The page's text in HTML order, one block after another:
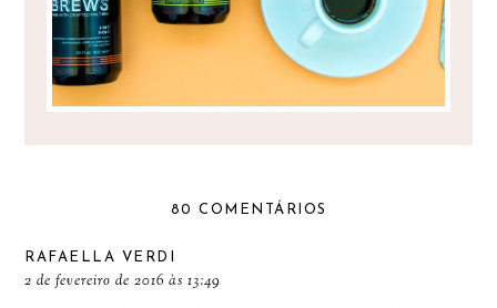
80 COMENTÁRIOS
RAFAELLA VERDI
2 de fevereiro de 2016 às 13:49